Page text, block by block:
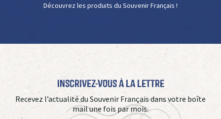
Découvrez les produits du Souvenir Français !
Inscrivez-vous à La Lettre
Recevez l’actualité du Souvenir Français dans votre boîte
mail une fois par mois.